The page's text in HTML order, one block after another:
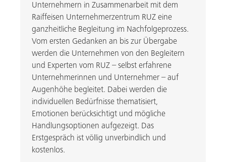
Unternehmern in Zusammenarbeit mit dem
Raiffeisen Unternehmerzentrum RUZ eine
ganzheitliche Begleitung im Nachfolgeprozess.
Vom ersten Gedanken an bis zur Übergabe
werden die Unternehmen von den Begleitern
und Experten vom RUZ – selbst erfahrene
Unternehmerinnen und Unternehmer – auf
Augenhöhe begleitet. Dabei werden die
individuellen Bedürfnisse thematisiert,
Emotionen berücksichtigt und mögliche
Handlungsoptionen aufgezeigt. Das
Erstgespräch ist völlig unverbindlich und
kostenlos.